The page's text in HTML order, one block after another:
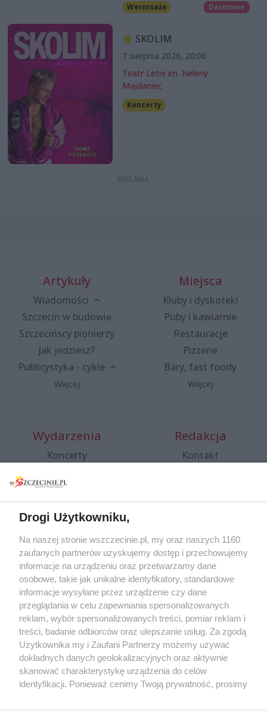
Wernisaże Darmowe
SKOLIM
7 sierpnia 2026, 20:00
Teatr Letni im. Heleny
Majdaniec
Koncerty
Artykuły
Wiadomości
Szczecin w budowie
Szczecińscy pionierzy
Jak jedziesz?
Publicystyka - cykle
Więcej
Miejsca
Kluby i dyskoteki
Puby i kawiarnie
Restauracje
Pizzerie
Bary, fast foody
Więcej
Wydarzenia
Koncerty
Spacery i oprowadzania
targi
Wernisaże
Więcej
Redakcja
Kontakt
Specjalny koncert z okazji
20. urodzin portalu
wSzczecinie.pl
Regulamin konkursów
śniadaniówka "Hej
Szczecin! Jest piątek!"
Partnerzy
Praca Szczecin
Drogi Użytkowniku,
Na naszej stronie wszczecinie.pl, my oraz naszych 1160
zaufanych partnerów uzyskujemy dostęp i przechowujemy
informacje na urządzeniu oraz przetwarzamy dane
osobowe, takie jak unikalne identyfikatory, standardowe
informacje wysyłane przez urządzenie czy dane
przeglądania w celu zapewniania spersonalizowanych
reklam, wybór spersonalizowanych treści, pomiar reklam i
treści, badanie odbiorców oraz ulepszanie usług. Za zgodą
Użytkownika my i Zaufani Partnerzy możemy używać
dokładnych danych geolokalizacyjnych oraz aktywnie
skanować charakterystykę urządzenia do celów
identyfikacji. Ponieważ cenimy Twoją prywatność, prosimy